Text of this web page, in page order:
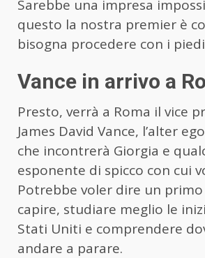
Sarebbe una impresa
questo la nostra premier è
bisogna procedere con i
Vance in arrivo a
Presto, verrà a Roma il vice
James David Vance, l’alter
che incontrerà Giorgia e
esponente di spicco con cui
Potrebbe voler dire un primo
capire, studiare meglio le
Stati Uniti e comprendere
andare a parare.